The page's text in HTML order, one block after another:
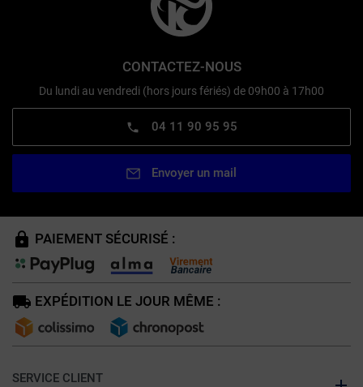
CONTACTEZ-NOUS
Du lundi au vendredi (hors jours fériés) de 09h00 à 17h00
04 11 90 95 95
Envoyer un mail
PAIEMENT SÉCURISÉ :
EXPÉDITION LE JOUR MÊME :
SERVICE CLIENT